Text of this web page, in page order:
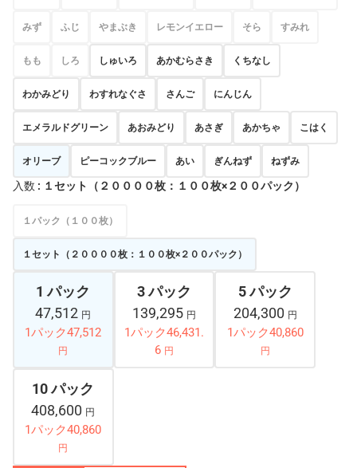
みず ふじ やまぶき レモンイエロー そら すみれ
もも しろ しゅいろ あかむらさき くちなし
わかみどり わすれなぐさ さんご にんじん
エメラルドグリーン あおみどり あさぎ あかちゃ こはく
オリーブ ピーコックブルー あい ぎんねず ねずみ
入数 : １セット（２００００枚：１００枚×２００パック）
１パック（１００枚）
１セット（２００００枚：１００枚×２００パック）
1 パック
47,512 円
1パック47,512
円
3 パック
139,295 円
1パック46,431.
6 円
5 パック
204,300 円
1パック40,860
円
10 パック
408,600 円
1パック40,860
円